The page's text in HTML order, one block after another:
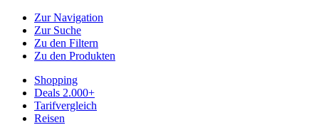
Zur Navigation
Zur Suche
Zu den Filtern
Zu den Produkten
Shopping
Deals 2.000+
Tarifvergleich
Reisen